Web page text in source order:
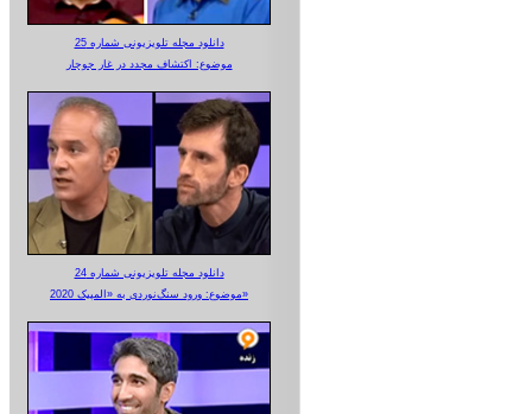
دانلود مجله تلویزیونی شماره 25
موضوع: اکتشاف مجدد در غار جوجار
دانلود مجله تلویزیونی شماره 24
موضوع: ورود سنگ‌نوردی به «المپیک 2020»